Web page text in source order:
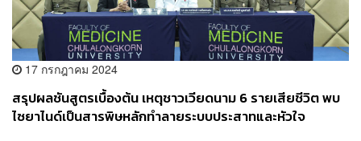
17 กรกฎาคม 2024
สรุปผลชันสูตรเบื้องต้น เหตุชาวเวียดนาม 6 รายเสียชีวิต พบ
ไซยาไนด์เป็นสารพิษหลักทำลายระบบประสาทและหัวใจ